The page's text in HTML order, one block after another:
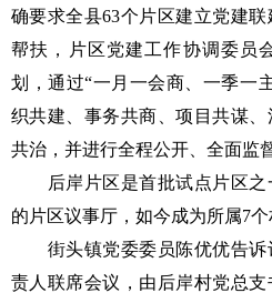
确要求全县63个片区建立党建
帮扶，片区党建工作协调委员
划，通过“一月一会商、一季一
织共建、事务共商、项目共谋
共治，并进行全程公开、全面监督
后岸片区是首批试点片区之
的片区议事厅，如今成为所属7个
街头镇党委委员陈优优告诉
责人联席会议，由后岸村党总